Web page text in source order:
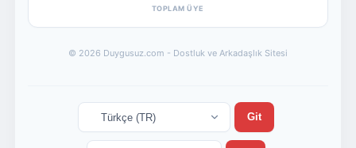
TOPLAM ÜYE
© 2026 Duygusuz.com - Dostluk ve Arkadaşlık Sitesi